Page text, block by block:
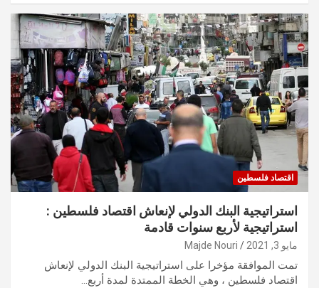
اقتصاد فلسطين
استراتيجية البنك الدولي لإنعاش اقتصاد فلسطين :
استراتيجية لأربع سنوات قادمة
مايو 3, 2021 Majde Nouri
تمت الموافقة مؤخرا على استراتيجية البنك الدولي لإنعاش
اقتصاد فلسطين ، وهي الخطة الممتدة لمدة أربع…